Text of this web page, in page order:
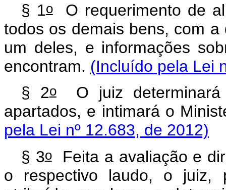
§ 1oO requerimento de
todos os demais bens, com
um deles, e informações
encontram. (Incluído pela Lei
§ 2oO juiz determinará
apartados, e
pela Lei nº 12.683, de 2012)
§ 3oFeita a avaliação e
o respectivo laudo, o juiz,